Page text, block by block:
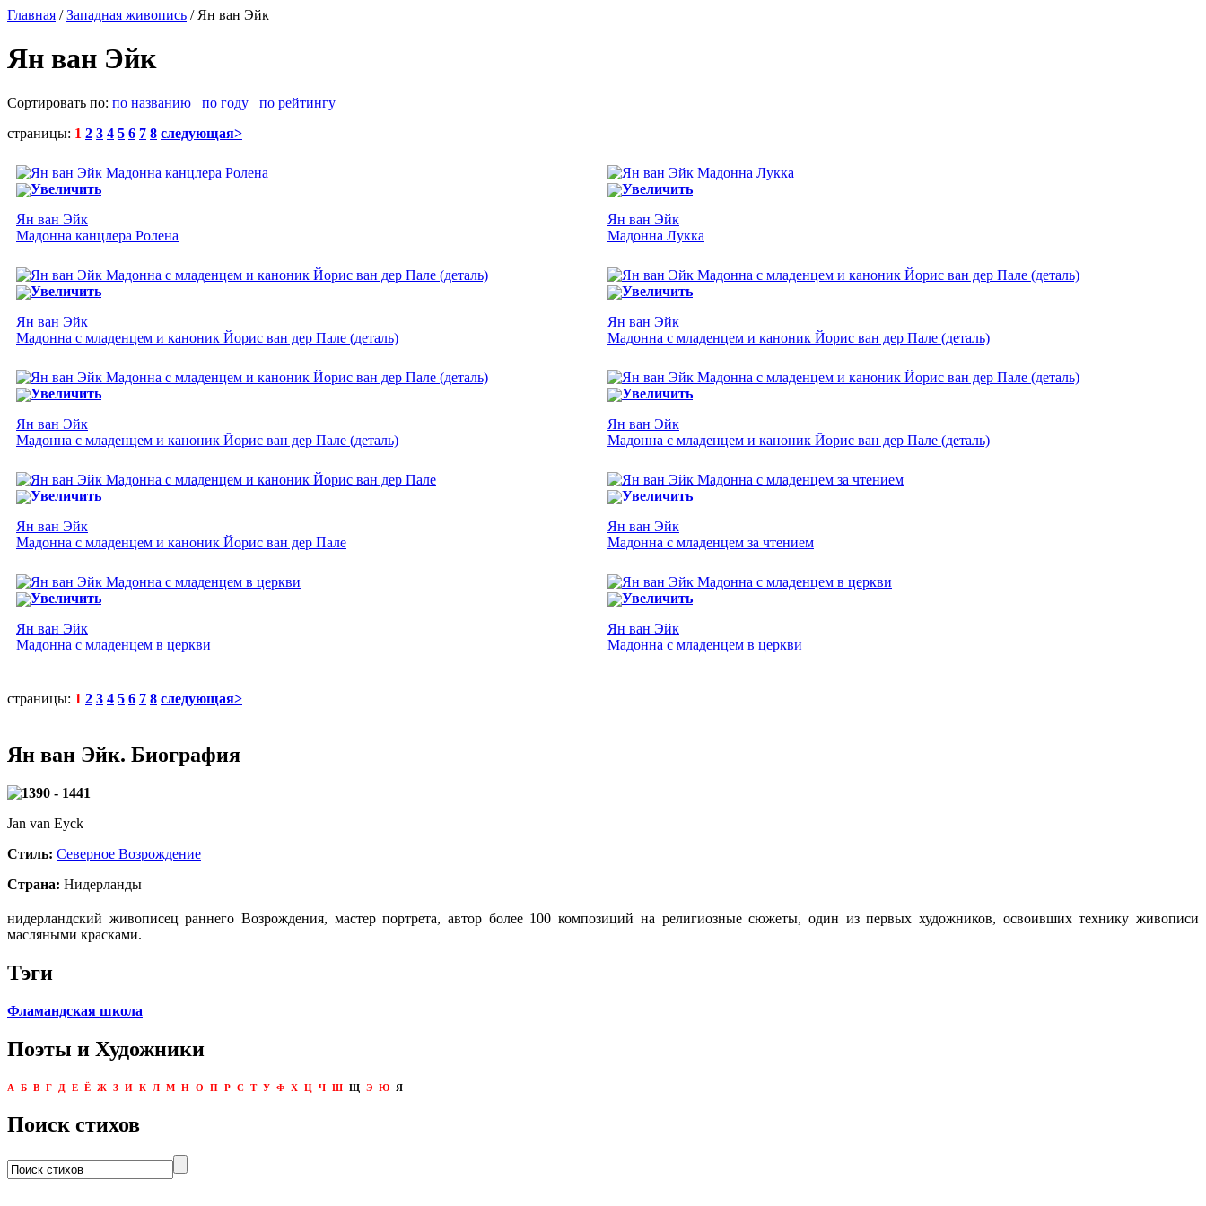
Главная /Западная живопись / Ян ван Эйк
Ян ван Эйк
Сортировать по: по названию по году
по рейтингу
страницы: 1 2 3 4 5 6 7 8 следующая>
Увеличить
Ян ван Эйк
Мадонна канцлера Ролена
Увеличить
Ян ван Эйк
Мадонна Лукка
Увеличить
Ян ван Эйк
Мадонна с младенцем и каноник Йорис ван дер Пале (деталь)
Увеличить
Ян ван Эйк
Мадонна с младенцем и каноник Йорис ван дер Пале (деталь)
Увеличить
Ян ван Эйк
Мадонна с младенцем и каноник Йорис ван дер Пале (деталь)
Увеличить
Ян ван Эйк
Мадонна с младенцем и каноник Йорис ван дер Пале (деталь)
Увеличить
Ян ван Эйк
Мадонна с младенцем и каноник Йорис ван дер Пале
Увеличить
Ян ван Эйк
Мадонна с младенцем за чтением
Увеличить
Ян ван Эйк
Мадонна с младенцем в церкви
Увеличить
Ян ван Эйк
Мадонна с младенцем в церкви
страницы: 1 2 3 4 5 6 7 8 следующая>
Ян ван Эйк. Биография
1390 - 1441
Jan van Eyck
Стиль: Северное Возрождение
Страна: Нидерланды
нидерландский живописец раннего Возрождения, мастер портрета, автор более 100 композиций на религиозные сюжеты, один из первых художников, освоивших технику живописи
масляными красками.
Тэги
Фламандская школа
Поэты и Художники
А Б В Г Д Е Ё Ж З И К Л М Н О П Р С Т У Ф Х Ц Ч Ш Щ Э Ю Я
Поиск стихов